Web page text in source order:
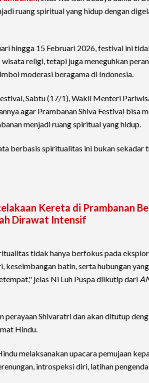
ruang spiritual yang hidup dengan
hingga 15 Februari 2026, festival ini
religi, tetapi juga meneguhkan peran
moderasi beragama di Indonesia.
Sabtu (17/1), Wakil Menteri
agar Prambanan Shiva Festival bisa
menjadi ruang spiritual yang hidup.
berbasis spiritualitas ini bukan sekadar
Kereta di Prambanan
Dirawat Intensif
tidak hanya berfokus pada
keseimbangan batin, serta hubungan
jelas Ni Luh Puspa diikutip dari
perayaan Shivaratri dan akan ditutup
Hindu.
melaksanakan upacara pemujaan
introspeksi diri, latihan